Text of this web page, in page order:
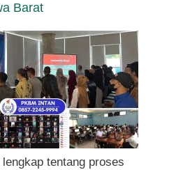
Barat
tentang proses